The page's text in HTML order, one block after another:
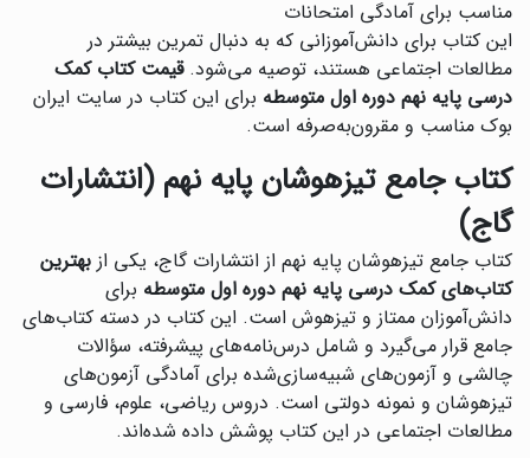
مناسب برای آمادگی امتحانات
این کتاب برای دانش‌آموزانی که به دنبال تمرین بیشتر در
مطالعات اجتماعی هستند، توصیه می‌شود.قیمت کتاب کمک
درسی پایه نهم دوره اول متوسطه برای این کتاب در سایت ایران
بوک مناسب و مقرون‌به‌صرفه است.
کتاب جامع تیزهوشان پایه نهم (انتشارات
گاج)
کتاب جامع تیزهوشان پایه نهم از انتشارات گاج، یکی از بهترین
کتاب‌های کمک درسی پایه نهم دوره اول متوسطه برای
دانش‌آموزان ممتاز و تیزهوش است. این کتاب در دسته کتاب‌های
جامع قرار می‌گیرد و شامل درس‌نامه‌های پیشرفته، سؤالات
چالشی و آزمون‌های شبیه‌سازی‌شده برای آمادگی آزمون‌های
تیزهوشان و نمونه دولتی است. دروس ریاضی، علوم، فارسی و
مطالعات اجتماعی در این کتاب پوشش داده شده‌اند.